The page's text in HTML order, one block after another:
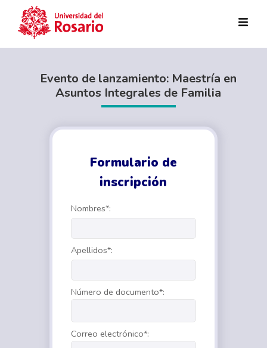
Evento de lanzamiento: Maestría en
Asuntos Integrales de Familia
Formulario de
inscripción
Nombres*:
Apellidos*:
Número de documento*:
Correo electrónico*: